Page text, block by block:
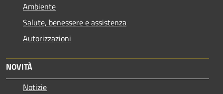
Ambiente
Salute, benessere e assistenza
Autorizzazioni
NOVITÀ
Notizie